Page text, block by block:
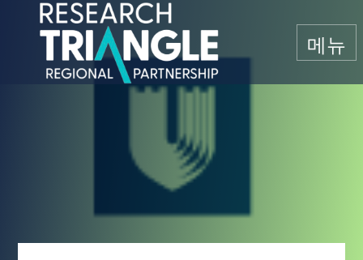
콘텐츠로 건너뛰기
메뉴